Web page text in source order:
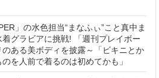
」の水色担当“まなふぃ”こと真中ま
グラビアに挑戦! 「週刊プレイボー
のある美ボディを披露～「ビキニとか
を人前で着るのは初めてかも」